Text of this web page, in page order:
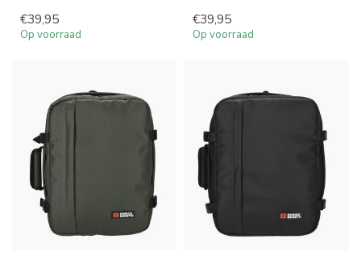
€39,95
Op voorraad
€39,95
Op voorraad